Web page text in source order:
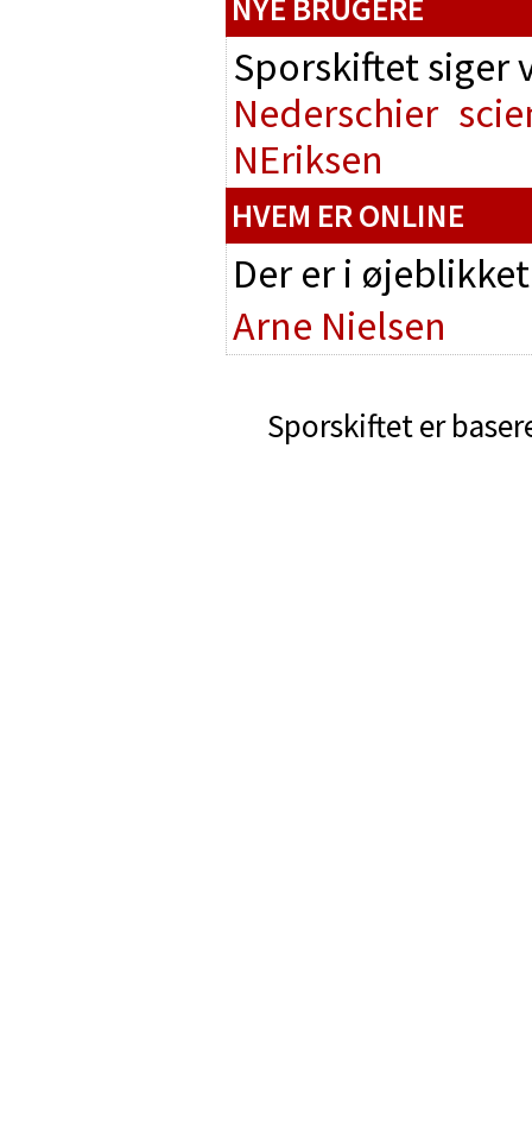
NYE BRUGERE
Sporskiftet
Nederschier
NEriksen
HVEM ER ONLINE
Der er i
Arne Nielsen
Sporskiftet er